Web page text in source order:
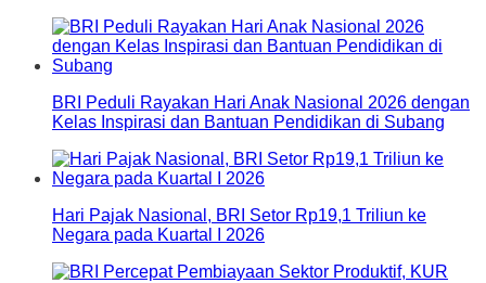
BRI Peduli Rayakan Hari Anak Nasional 2026 dengan
Kelas Inspirasi dan Bantuan Pendidikan di Subang
Hari Pajak Nasional, BRI Setor Rp19,1 Triliun ke
Negara pada Kuartal I 2026